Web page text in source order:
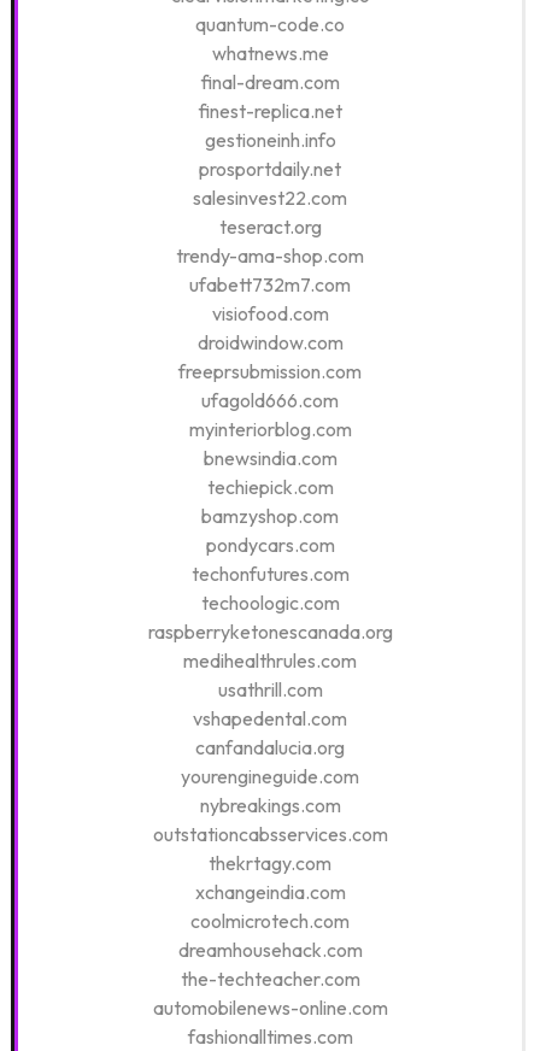
quantum-code.co
whatnews.me
final-dream.com
finest-replica.net
gestioneinh.info
prosportdaily.net
salesinvest22.com
teseract.org
trendy-ama-shop.com
ufabett732m7.com
visiofood.com
droidwindow.com
freeprsubmission.com
ufagold666.com
myinteriorblog.com
bnewsindia.com
techiepick.com
bamzyshop.com
pondycars.com
techonfutures.com
techoologic.com
raspberryketonescanada.org
medihealthrules.com
usathrill.com
vshapedental.com
canfandalucia.org
yourengineguide.com
nybreakings.com
outstationcabsservices.com
thekrtagy.com
xchangeindia.com
coolmicrotech.com
dreamhousehack.com
the-techteacher.com
automobilenews-online.com
fashionalltimes.com